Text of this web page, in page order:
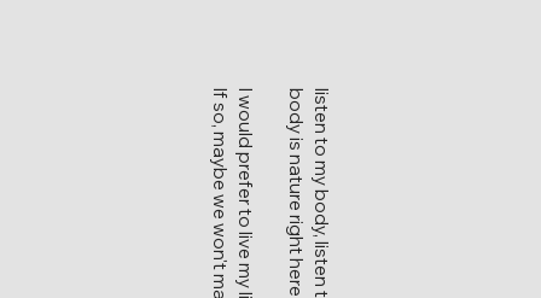
listen to my body, listen to nature
body is nature right here